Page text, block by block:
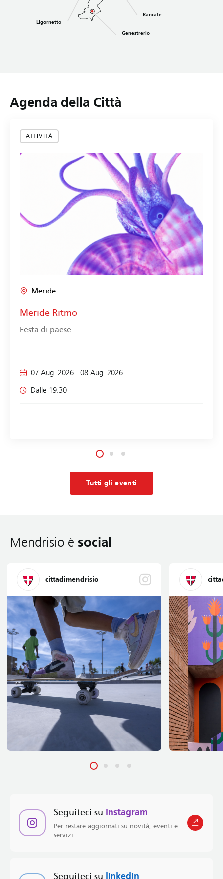
Rancate
Genestrerio
Ligornetto
Agenda della Città
ATTIVITÀ
Meride
Meride Ritmo
Festa di paese
07 Aug. 2026 - 08 Aug. 2026
Dalle 19:30
Tutti gli eventi
Mendrisio è social
cittadimendrisio
Seguiteci su instagram
Per restare aggiornati su novità, eventi e
servizi.
Seguiteci su linkedin